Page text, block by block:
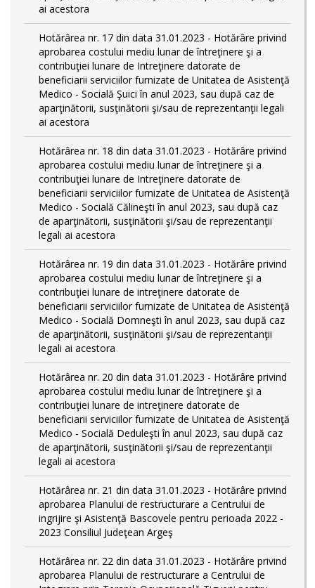
ai acestora
Hotărârea nr. 17 din data 31.01.2023 - Hotărâre privind
aprobarea costului mediu lunar de întreţinere şi a
contribuţiei lunare de Intreţinere datorate de
beneficiarii serviciilor furnizate de Unitatea de Asistenţă
Medico - Socială Şuici în anul 2023, sau după caz de
aparţinătorii, susţinătorii şi/sau de reprezentanţii legali
ai acestora
Hotărârea nr. 18 din data 31.01.2023 - Hotărâre privind
aprobarea costului mediu lunar de întreţinere şi a
contribuţiei lunare de Intreţinere datorate de
beneficiarii serviciilor furnizate de Unitatea de Asistenţă
Medico - Socială Călineşti în anul 2023, sau după caz
de aparţinătorii, susţinătorii şi/sau de reprezentanţii
legali ai acestora
Hotărârea nr. 19 din data 31.01.2023 - Hotărâre privind
aprobarea costului mediu lunar de întreţinere şi a
contribuţiei lunare de intreţinere datorate de
beneficiarii serviciilor furnizate de Unitatea de Asistenţă
Medico - Socială Domneşti în anul 2023, sau după caz
de aparţinătorii, susţinătorii şi/sau de reprezentanţii
legali ai acestora
Hotărârea nr. 20 din data 31.01.2023 - Hotărâre privind
aprobarea costului mediu lunar de întreţinere şi a
contribuţiei lunare de intreţinere datorate de
beneficiarii serviciilor furnizate de Unitatea de Asistenţă
Medico - Socială Deduleşti în anul 2023, sau după caz
de aparţinătorii, susţinătorii şi/sau de reprezentanţii
legali ai acestora
Hotărârea nr. 21 din data 31.01.2023 - Hotărâre privind
aprobarea Planului de restructurare a Centrului de
ingrijire şi Asistenţă Bascovele pentru perioada 2022 -
2023 Consiliul Judeţean Argeş
Hotărârea nr. 22 din data 31.01.2023 - Hotărâre privind
aprobarea Planului de restructurare a Centrului de